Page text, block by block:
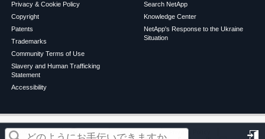
この記事は役に立ちましたか？
Privacy & Cookie Policy
Copyright
Patents
Trademarks
Community Terms of Use
Slavery and Human Trafficking
Statement
Accessibility
Search NetApp
Knowledge Center
NetApp's Response to the Ukraine
Situation
©2026 NetApp English Terms of Use
Privacy Policy